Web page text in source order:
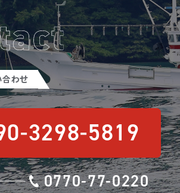
わせ
3298-5819
0770-77-0220